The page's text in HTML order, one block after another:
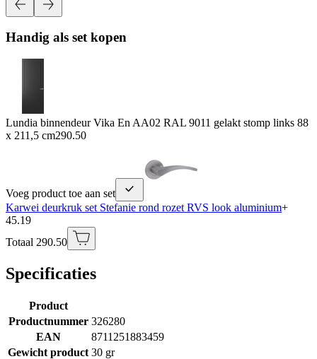
Handig als set kopen
Lundia binnendeur Vika En AA02 RAL 9011 gelakt stomp links 88
x 211,5 cm290.50
Voeg product toe aan set
Karwei deurkruk set Stefanie rond rozet RVS look aluminium+
45.19
Totaal 290.50
Specificaties
Product
Productnummer 326280
EAN
8711251883459
Gewicht product 30 gr